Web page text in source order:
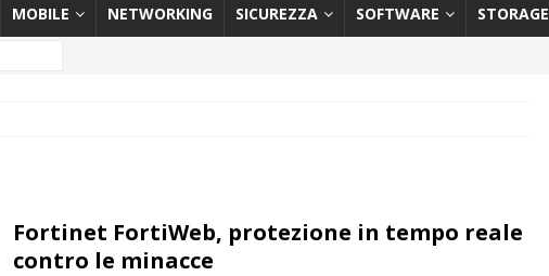
MOBILE NETWORKING SICUREZZA SOFTWARE STORAGE
Fortinet FortiWeb, protezione in tempo reale
contro le minacce